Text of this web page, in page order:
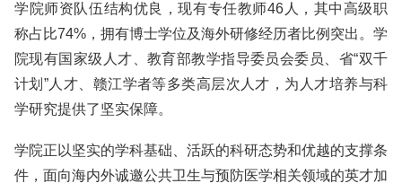
学院师资队伍结构优良，现有专任教师46人，其中高级职
称占比74%，拥有博士学位及海外研修经历者比例突出。学
院现有国家级人才、教育部教学指导委员会委员、省“双千
计划”人才、赣江学者等多类高层次人才，为人才培养与科
学研究提供了坚实保障。
学院正以坚实的学科基础、活跃的科研态势和优越的支撑条
件，面向海内外诚邀公共卫生与预防医学相关领域的英才加